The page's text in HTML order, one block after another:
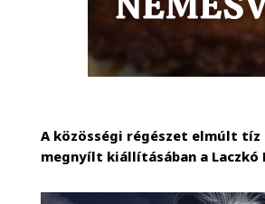
A közösségi régészet elmúlt
megnyílt kiállításában a Laczkó